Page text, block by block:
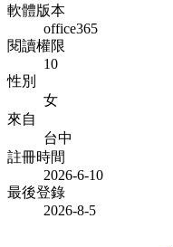
軟體版本
office365
閱讀權限
10
性別
女
來自
台中
註冊時間
2026-6-10
最後登錄
2026-8-5